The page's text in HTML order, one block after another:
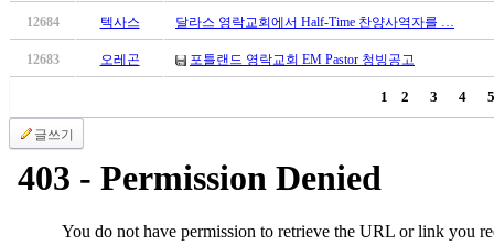
릴
지
입
발
기
12684 텍사스 달라스 영락교회에서 Half-Time 찬양사역자를 …
12683 오레곤 포틀랜드 영락교회 EM Pastor 청빙공고
1 2 3 4 5
글쓰기